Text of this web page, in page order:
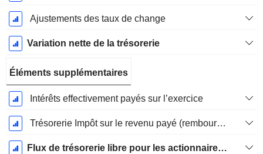
Ajustements des taux de change
Variation nette de la trésorerie
Éléments supplémentaires
Intérêts effectivement payés sur l’exercice
Trésorerie Impôt sur le revenu payé (remboursement)Impôt effectivement payé (remboursé) sur l’exercice
Flux de trésorerie libre pour les actionnaires FCFE